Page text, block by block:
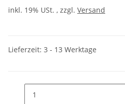
inkl. 19% USt. , zzgl. Versand
Lieferzeit: 3 - 13 Werktage